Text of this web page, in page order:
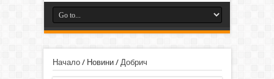
Начало/ Новини/ Добрич